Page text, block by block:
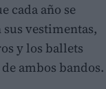
cada año se
vestimentas,
y los ballets
ambos bandos.